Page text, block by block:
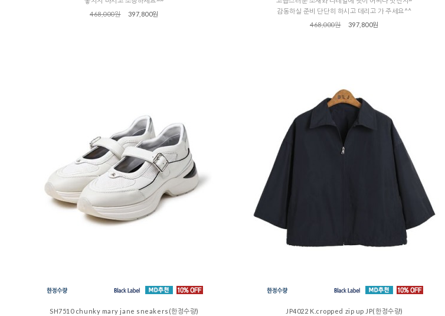
468,000원
397,800원
감동하실 준비 단단히 하시고 데리고 가 주세요^^
468,000원
397,800원
SH7510 chunky mary jane sneakers(한정수량) JP4022 K.cropped zip up JP(한정수량)